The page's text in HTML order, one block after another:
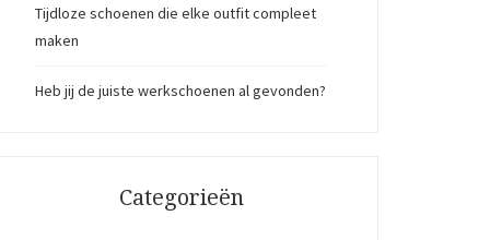
Tijdloze schoenen die elke outfit compleet
maken
Heb jij de juiste werkschoenen al gevonden?
Categorieën